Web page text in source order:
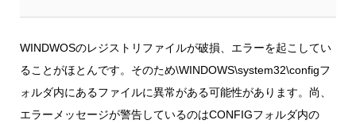
WINDWOSのレジストリファイルが破損、エラーを起こしてい
ることがほとんです。そのため\WINDOWS\system32\configフ
ォルダ内にあるファイルに異常がある可能性があります。尚、
エラーメッセージが警告しているのはCONFIGフォルダ内の